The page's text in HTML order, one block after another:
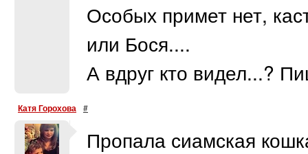
Особых примет нет,
или Бося....
А вдруг кто видел...?
Катя Горохова #
Пропала сиамская